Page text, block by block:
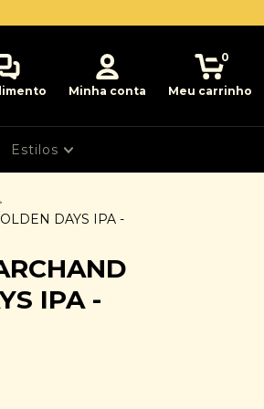
Minha conta Meu carrinho
0
Estilos
DAYS IPA -
IPA -